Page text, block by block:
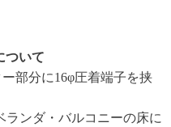
ついて
部分に16φ圧着端子を挟
ランダ・バルコニーの床に